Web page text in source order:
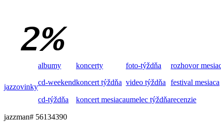
jazzovinky
albumy koncerty foto-týždňa
rozhovor
cd-weekendkoncert týždňa video týždňa festival mesiaca
cd-týždňa koncert mesiacaumelec týždňarecenzie
jazzman# 56134390